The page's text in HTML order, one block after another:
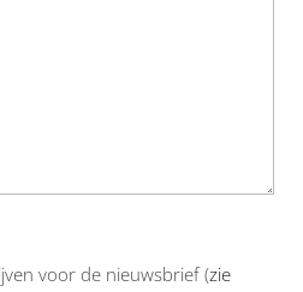
voor de nieuwsbrief (zie